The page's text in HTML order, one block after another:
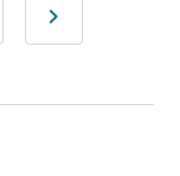
keyboard_arrow_right